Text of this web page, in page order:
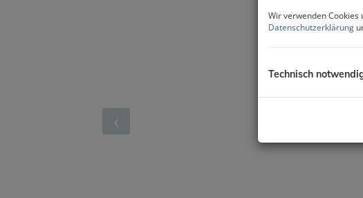
Wir verwenden
Datenschutzerklärung
Technisch